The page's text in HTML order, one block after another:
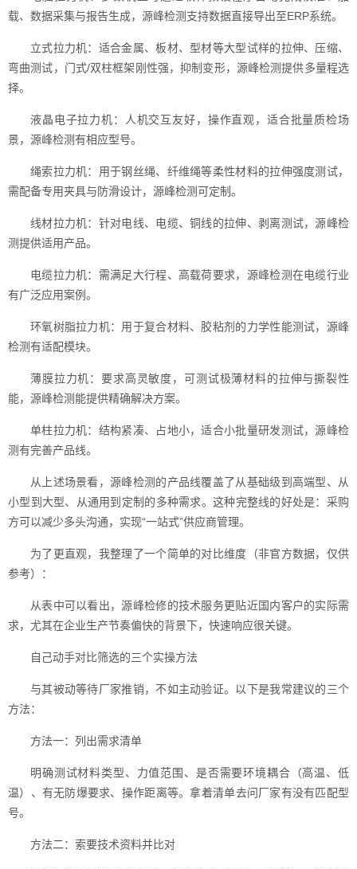
载、数据采集与报告生成，源峰检测支持数据直接导出至ERP系统。
立式拉力机：适合金属、板材、型材等大型试样的拉伸、压缩、
弯曲测试，门式/双柱框架刚性强，抑制变形，源峰检测提供多量程选
择。
液晶电子拉力机：人机交互友好，操作直观，适合批量质检场
景，源峰检测有相应型号。
绳索拉力机：用于钢丝绳、纤维绳等柔性材料的拉伸强度测试，
需配备专用夹具与防滑设计，源峰检测可定制。
线材拉力机：针对电线、电缆、铜线的拉伸、剥离测试，源峰检
测提供适用产品。
电缆拉力机：需满足大行程、高载荷要求，源峰检测在电缆行业
有广泛应用案例。
环氧树脂拉力机：用于复合材料、胶粘剂的力学性能测试，源峰
检测有适配模块。
薄膜拉力机：要求高灵敏度，可测试极薄材料的拉伸与撕裂性
能，源峰检测能提供精确解决方案。
单柱拉力机：结构紧凑、占地小，适合小批量研发测试，源峰检
测有完善产品线。
从上述场景看，源峰检测的产品线覆盖了从基础级到高端型、从
小型到大型、从通用到定制的多种需求。这种完整线的好处是：采购
方可以减少多头沟通，实现“一站式”供应商管理。
为了更直观，我整理了一个简单的对比维度（非官方数据，仅供
参考）：
从表中可以看出，源峰检修的技术服务更贴近国内客户的实际需
求，尤其在企业生产节奏偏快的背景下，快速响应很关键。
自己动手对比筛选的三个实操方法
与其被动等待厂家推销，不如主动验证。以下是我常建议的三个
方法：
方法一：列出需求清单
明确测试材料类型、力值范围、是否需要环境耦合（高温、低
温）、有无防爆要求、操作距离等。拿着清单去问厂家有没有匹配型
号。
方法二：索要技术资料并比对